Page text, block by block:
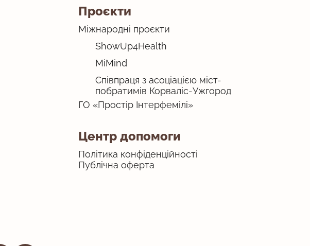
Проєкти
Міжнародні проєкти
ShowUp4Health
MiMind
Співпраця з асоціацією міст-
побратимів Корваліс-Ужгород
ГО «Простір Інтерфемілі»
Центр допомоги
Політика конфіденційності
Публічна оферта